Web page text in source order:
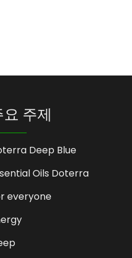
요 주제
Deep Blue
Oils Doterra
everyone